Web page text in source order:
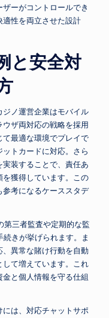
ーがコントロールでき
適性を両立させた設計
と安全対
ノ運営企業はモバイル
ザ両対応の戦略を採用
て最適な環境でプレイで
トカードに対応。さら
装することで、責任あ
獲得しています。この
考になるケーススタデ
第三者監査や定期的な監
きが挙げられます。ま
異常な賭け行動を自動
て増えています。これ
と個人情報を守る仕組
には、対応チャットサポ